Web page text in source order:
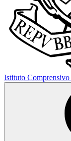
Istituto Comprensivo